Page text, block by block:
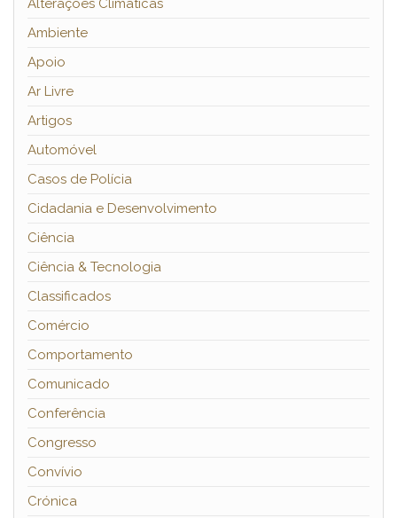
Alterações Climáticas
Ambiente
Apoio
Ar Livre
Artigos
Automóvel
Casos de Polícia
Cidadania e Desenvolvimento
Ciência
Ciência & Tecnologia
Classificados
Comércio
Comportamento
Comunicado
Conferência
Congresso
Convívio
Crónica